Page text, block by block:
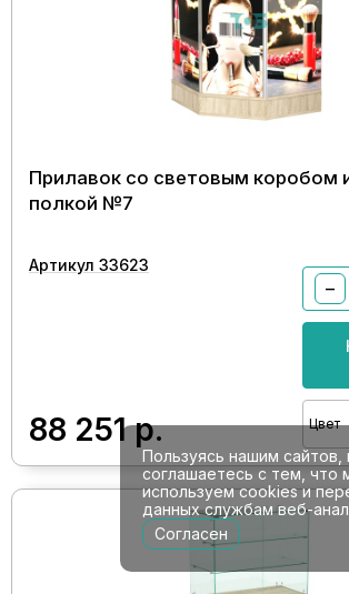
Прилавок со световым коробом
полкой №7
Артикул 33623
88 251р.
−
Цвет
Пользуясь нашим сайтов,
соглашаетесь с тем, что
используем cookies и
данных службам веб-
Согласен